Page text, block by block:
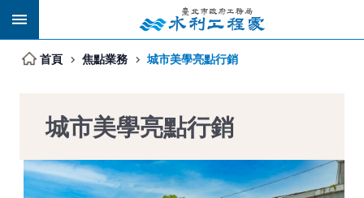
跳到主要內容區塊
首頁 焦點業務 城市美學亮點行銷
城市美學亮點行銷